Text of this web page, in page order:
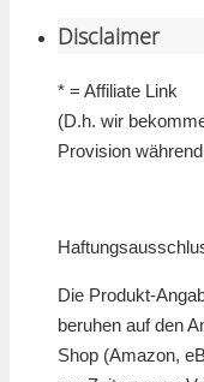
Disclaimer
* = Affiliate Link
(D.h. wir
Provision
Die Produkt-
beruhen auf den
Shop (Amazon,